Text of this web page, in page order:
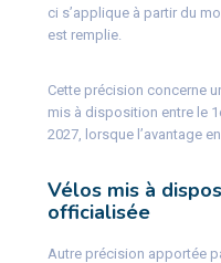
ci s’applique à partir du
est remplie.
Cette précision concerne
mis à disposition entre le
2027, lorsque l’avantage
Vélos mis à
officialisée
Autre précision apportée